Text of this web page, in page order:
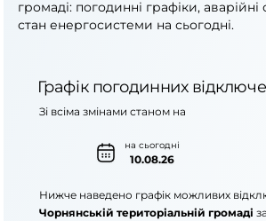
громаді: погодинні графіки,
стан енергосистеми на сьогодні.
Графік погодинних
на сьогодні
10.08.26
Зі всіма змінами станом на
Нижче наведено графік можливих
Чорнянській територіальній громаді